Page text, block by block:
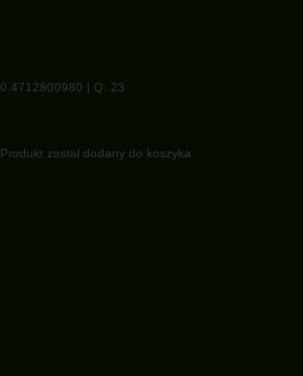
0.4712800980 | Q: 23
Produkt został dodany do koszyka